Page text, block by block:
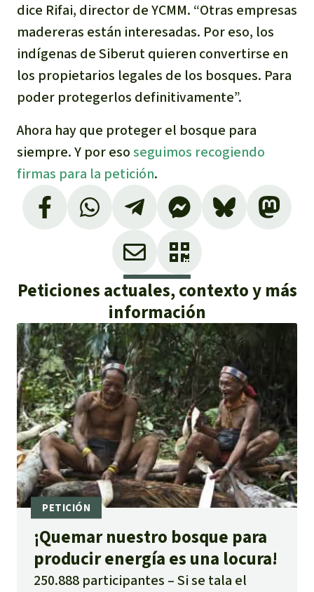
Landgrabbing
Granjas Industriales
Para niñas y niños
Defensoras y Defensores
dice Rifai, director de YCMM. “Otras empresas
madereras están interesadas. Por eso, los
indígenas de Siberut quieren convertirse en
los propietarios legales de los bosques. Para
poder protegerlos definitivamente”.
Ahora hay que proteger el bosque para
siempre. Y por esoseguimos recogiendo
firmas para la petición.
Peticiones actuales, contexto y más
información
¡Quemar nuestro bosque para
producir energía es una locura!
250.888 participantes
Si se tala el